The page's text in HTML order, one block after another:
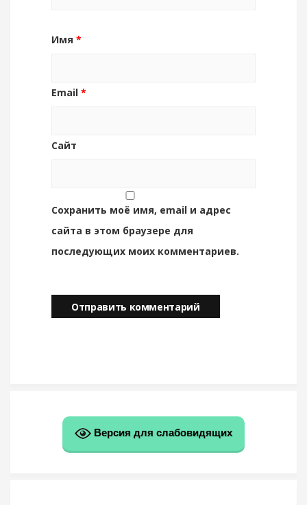
Имя *
Email *
Сайт
Сохранить моё имя, email и адрес
сайта в этом браузере для
последующих моих комментариев.
Версия для слабовидящих